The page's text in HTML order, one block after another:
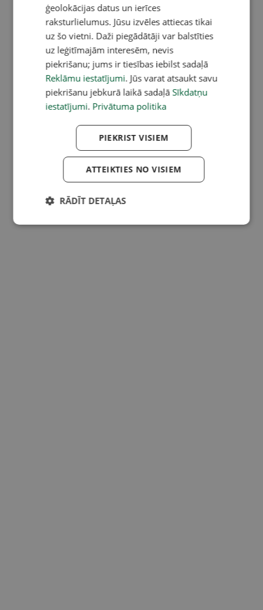
ģeolokācijas datus un ierīces
raksturlielumus. Jūsu izvēles attiecas tikai
uz šo vietni. Daži piegādātāji var balstīties
uz leģitīmajām interesēm, nevis
piekrišanu; jums ir tiesības iebilst sadaļā
Reklāmu iestatījumi. Jūs varat atsaukt savu
piekrišanu jebkurā laikā sadaļā Sīkdatņu
iestatījumi. Privātuma politika
PIEKRIST VISIEM
ATTEIKTIES NO VISIEM
RĀDĪT DETAĻAS